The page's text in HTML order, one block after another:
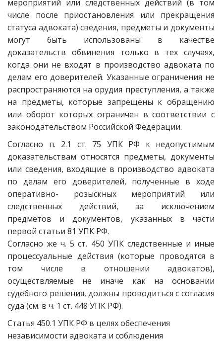
мероприятий или следственных действий (в том
числе после приостановления или прекращения
статуса адвоката) сведения, предметы и документы
могут быть использованы в качестве
доказательств обвинения только в тех случаях,
когда они не входят в производство адвоката по
делам его доверителей. Указанные ограничения не
распространяются на орудия преступления, а также
на предметы, которые запрещены к обращению
или оборот которых ограничен в соответствии с
законодательством Российской Федерации.
Согласно п. 2.1 ст. 75 УПК РФ к недопустимым
доказательствам относятся предметы, документы
или сведения, входящие в производство адвоката
по делам его доверителей, полученные в ходе
оперативно- розыскных мероприятий или
следственных действий, за исключением
предметов и документов, указанных в части
первой статьи 81 УПК РФ.
Согласно же ч. 5 ст. 450 УПК следственные и иные
процессуальные действия (которые проводятся в
том числе в отношении адвокатов),
осуществляемые не иначе как на основании
судебного решения, должны проводиться с согласия
суда (см. в ч. 1 ст. 448 УПК РФ).
Статья 450.1 УПК РФ в целях обеспечения
независимости адвоката и соблюдения